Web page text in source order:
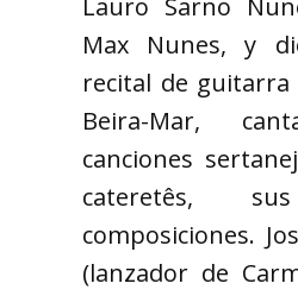
Lauro Sarno
Max Nunes, y
recital de guitarra
Beira-Mar,
canciones
cateretês,
composiciones.
(lanzador de